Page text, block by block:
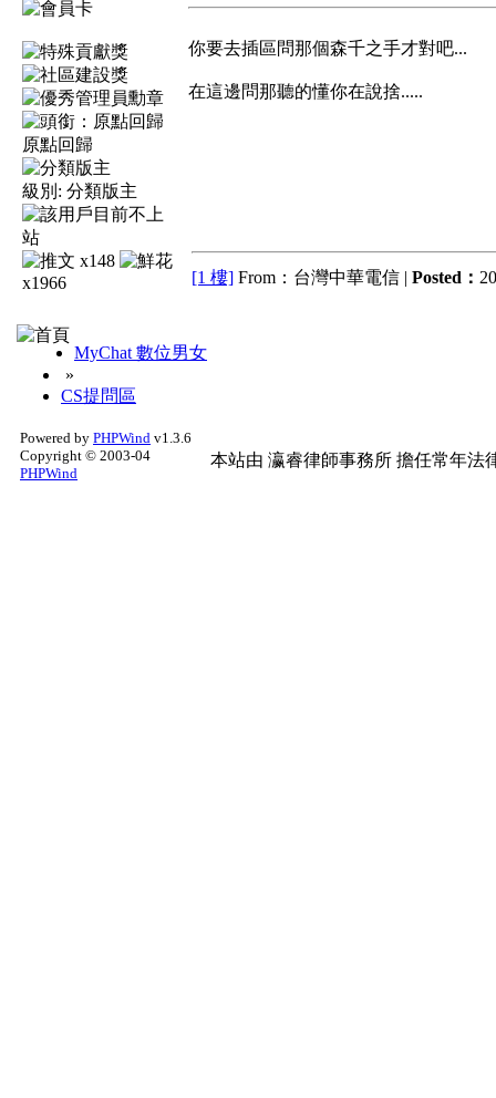
原點回歸
級別: 分類版主
x148
x1966
你要去插區問那個森千之手才對吧...
在這邊問那聽的懂你在說捨.....
[1 樓] From：台灣中華電信 | Posted：
MyChat 數位男女
»
CS提問區
Powered by PHPWind v1.3.6
Copyright © 2003-04
PHPWind
本站由 瀛睿律師事務所 擔任常年法